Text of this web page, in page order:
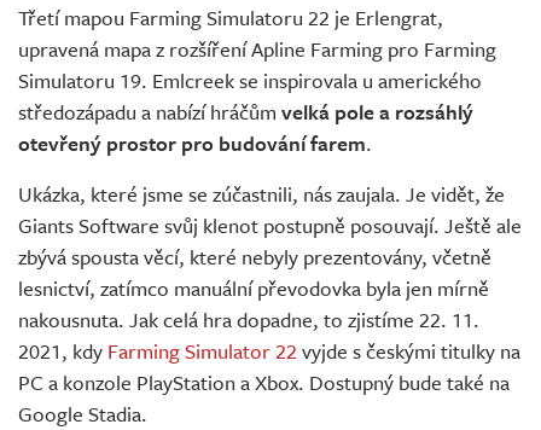
Třetí mapou Farming Simulatoru 22 je Erlengrat,
upravená mapa z rozšíření Apline Farming pro Farming
Simulatoru 19. Emlcreek se inspirovala u amerického
středozápadu a nabízí hráčům velká pole a rozsáhlý
otevřený prostor pro budování farem.
Ukázka, které jsme se zúčastnili, nás zaujala. Je vidět, že
Giants Software svůj klenot postupně posouvají. Ještě ale
zbývá spousta věcí, které nebyly prezentovány, včetně
lesnictví, zatímco manuální převodovka byla jen mírně
nakousnuta. Jak celá hra dopadne, to zjistíme 22. 11.
2021, kdy Farming Simulator 22 vyjde s českými titulky na
PC a konzole PlayStation a Xbox. Dostupný bude také na
Google Stadia.